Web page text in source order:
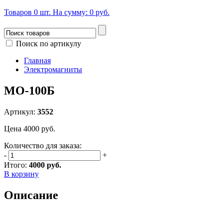
Товаров 0 шт. На сумму: 0 руб.
Поиск по артикулу
Главная
Электромагниты
МО-100Б
Артикул: 3552
Цена 4000 руб.
Количество для заказа:
-
+
Итого: 4000 руб.
В корзину
Описание